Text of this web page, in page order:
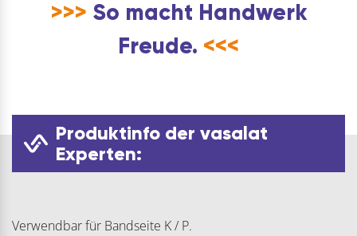
>>> So macht Handwerk
Freude. <<<
Produktinfo der vasalat
Experten:
Verwendbar für Bandseite K / P.